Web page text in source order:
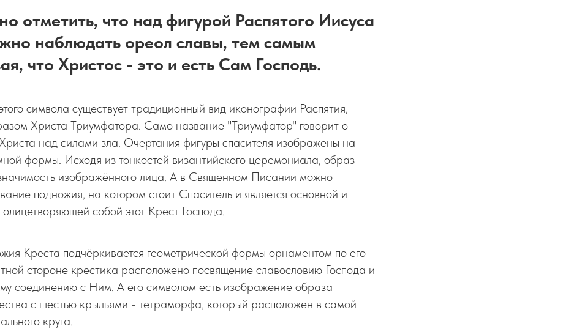
отметить, что над фигурой Распятого Иисуса
наблюдать ореол славы, тем самым
что Христос - это и есть Сам Господь.
символа существует традиционный вид иконографии Распятия,
Христа Триумфатора. Само название "Триумфатор" говорит о
над силами зла. Очертания фигуры спасителя изображены на
формы. Исходя из тонкостей византийского церемониала, образ
изображённого лица. А в Священном Писании можно
подножия, на котором стоит Спаситель и является основной и
собой этот Крест Господа.
Креста подчёркивается геометрической формы орнаментом по его
стороне крестика расположено посвящение славословию Господа и
соединению с Ним. А его символом есть изображение образа
с шестью крыльями - тетраморфа, который расположен в самой
круга.